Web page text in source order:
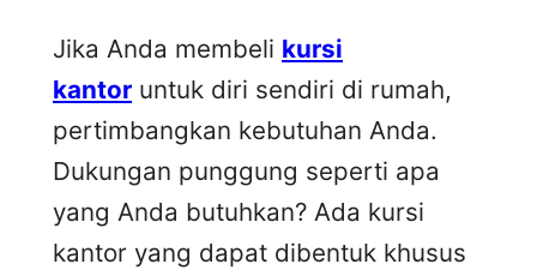
Jika Anda membeli kursi
kantor untuk diri sendiri di rumah,
pertimbangkan kebutuhan Anda.
Dukungan punggung seperti apa
yang Anda butuhkan? Ada kursi
kantor yang dapat dibentuk khusus